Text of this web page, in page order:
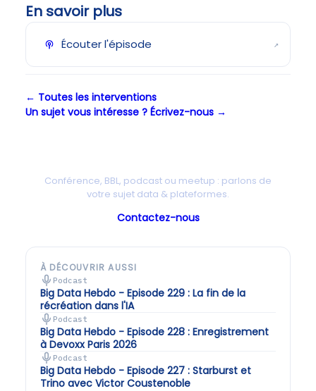
En savoir plus
Écouter l'épisode ↗
← Toutes les interventions
Un sujet vous intéresse ? Écrivez-nous →
Conférence, BBL, podcast ou meetup : parlons de
votre sujet data & plateformes.
Contactez-nous
À DÉCOUVRIR AUSSI
Podcast
Big Data Hebdo - Episode 229 : La fin de la
récréation dans l'IA
Podcast
Big Data Hebdo - Episode 228 : Enregistrement
à Devoxx Paris 2026
Podcast
Big Data Hebdo - Episode 227 : Starburst et
Trino avec Victor Coustenoble